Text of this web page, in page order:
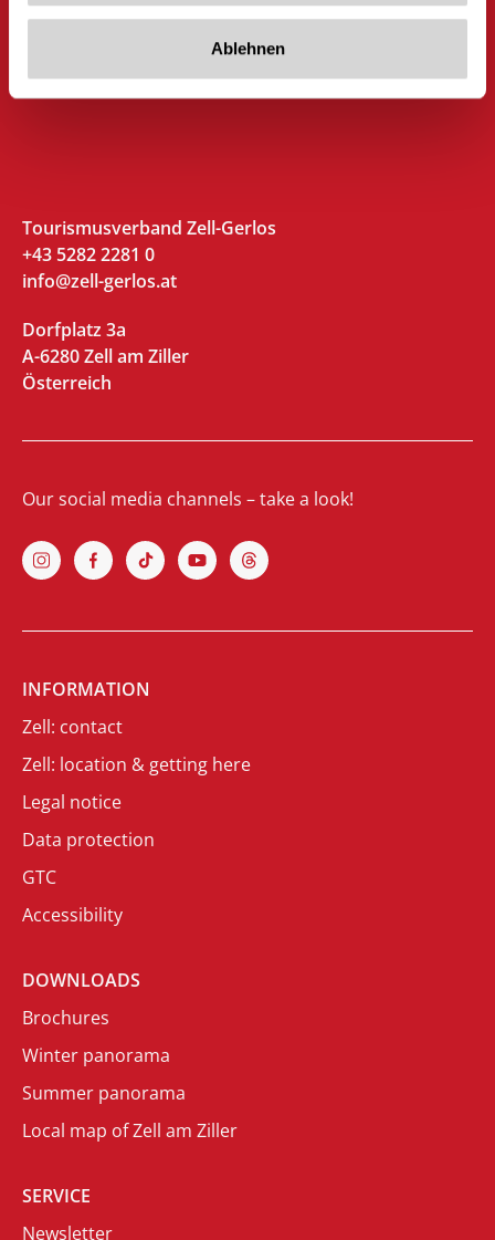
Ablehnen
Tourismusverband Zell-Gerlos
+43 5282 2281 0
info@zell-gerlos.at
Dorfplatz 3a
A-6280 Zell am Ziller
Österreich
Our social media channels – take a look!
INFORMATION
Zell: contact
Zell: location & getting here
Legal notice
Data protection
GTC
Accessibility
DOWNLOADS
Brochures
Winter panorama
Summer panorama
Local map of Zell am Ziller
SERVICE
Newsletter